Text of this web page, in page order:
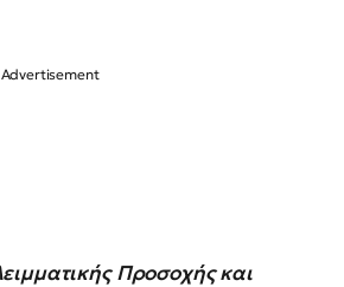
Προσοχής και